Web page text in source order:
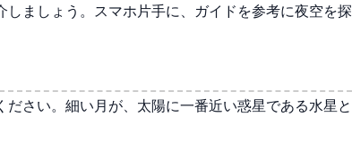
ましょう。スマホ片手に、ガイドを参考に夜空を探
さい。細い月が、太陽に一番近い惑星である水星と